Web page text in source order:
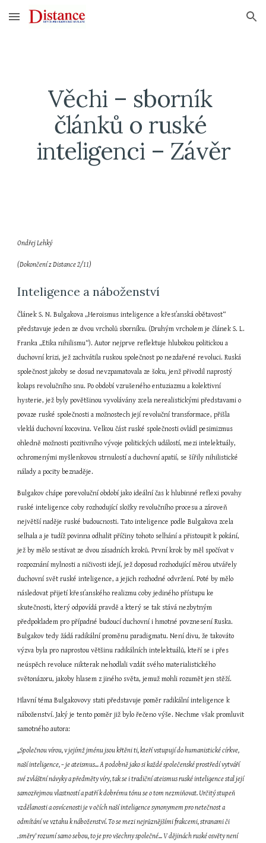
Skip to main content Skip to navigation
Věchi – sborník
článků o ruské
inteligenci – Závěr
Ondřej Lehký
(Dokončení z Distance 2/11)
Inteligence a náboženství
Článek S. N. Bulgakova „Heroismus inteligence a křesťanská obětavost“
představuje jeden ze dvou vrcholů sborníku. (Druhým vrcholem je článek S. L.
Franka „Etika nihilismu“). Autor nejprve reflektuje hlubokou politickou a
duchovní krizi, jež zachvátila ruskou společnost po nezdařené revoluci. Ruská
společnost jakoby se dosud nevzpamatovala ze šoku, jenž přivodil naprostý
kolaps revolučního snu. Po období vzrušeného entuziazmu a kolektivní
hysterie, jež byly povětšinou vyvolávány zcela nerealistickými představami o
povaze ruské společnosti a možnostech její revoluční transformace, přišla
vleklá duchovní kocovina. Velkou část ruské společnosti ovládl pesimizmus
ohledně možnosti pozitivního vývoje politických událostí, mezi intelektuály,
ochromenými myšlenkovou strnulostí a duchovní apatií, se šířily nihilistické
nálady a pocity beznaděje.
Bulgakov chápe porevoluční období jako ideální čas k hlubinné reflexi povahy
ruské inteligence coby rozhodující složky revolučního procesu a zároveň
největší naděje ruské budoucnosti. Tato inteligence podle Bulgakova zcela
selhala a je tudíž povinna odhalit příčiny tohoto selhání a přistoupit k pokání,
jež by mělo sestávat ze dvou zásadních kroků. První krok by měl spočívat v
rozpoznání mylnosti a ničivosti idejí, jež doposud rozhodující měrou utvářely
duchovní svět ruské inteligence, a jejich rozhodné odvržení. Poté by mělo
následovat přijetí křesťanského realizmu coby jediného přístupu ke
skutečnosti, který odpovídá pravdě a který se tak stává nezbytným
předpokladem pro případné budoucí duchovní i hmotné povznesení Ruska.
Bulgakov tedy žádá radikální proměnu paradigmatu. Není divu, že takováto
výzva byla pro naprostou většinu radikálních intelektuálů, kteří se i přes
neúspěch revoluce nikterak nehodlali vzdát svého materialistického
světonázoru, jakoby hlasem z jiného světa, jemuž mohli rozumět jen stěží.
Hlavní téma Bulgakovovy stati představuje poměr radikální inteligence k
náboženství. Jaký je tento poměr již bylo řečeno výše. Nechme však promluvit
samotného autora:
,,Společnou vírou, v jejímž jménu jsou křtěni ti, kteří vstupují do humanistické církve,
naší inteligence, – je ateismus... A podobně jako si každé společenské prostředí vytváří
své zvláštní návyky a předměty víry, tak se i tradiční ateismus ruské inteligence stal její
samozřejmou vlastností a patří k dobrému tónu se o tom nezmiňovat. Určitý stupeň
vzdělanosti a osvícenosti je v očích naší inteligence synonymem pro netečnost a
odmítání ve vztahu k náboženství. To se mezi nejrůznějšími frakcemi, stranami či
‚směry‘ rozumí samo sebou, to je pro všechny společné... V dějinách ruské osvěty není